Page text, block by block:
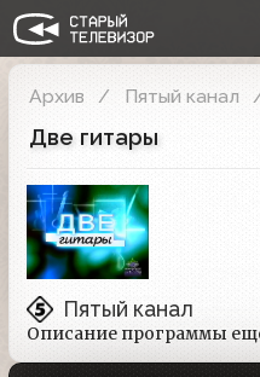
Архив Пятый канал
Две гитары
Пятый канал
Описание программы